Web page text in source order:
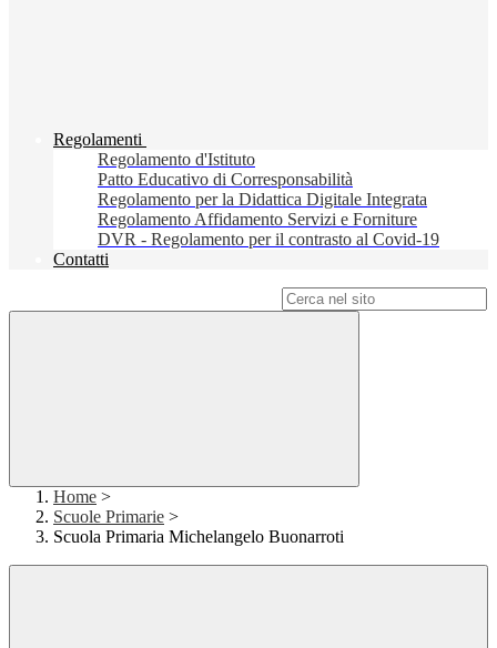
Regolamenti
Regolamento d'Istituto
Patto Educativo di Corresponsabilità
Regolamento per la Didattica Digitale Integrata
Regolamento Affidamento Servizi e Forniture
DVR - Regolamento per il contrasto al Covid-19
Contatti
Home >
Scuole Primarie >
Scuola Primaria Michelangelo Buonarroti